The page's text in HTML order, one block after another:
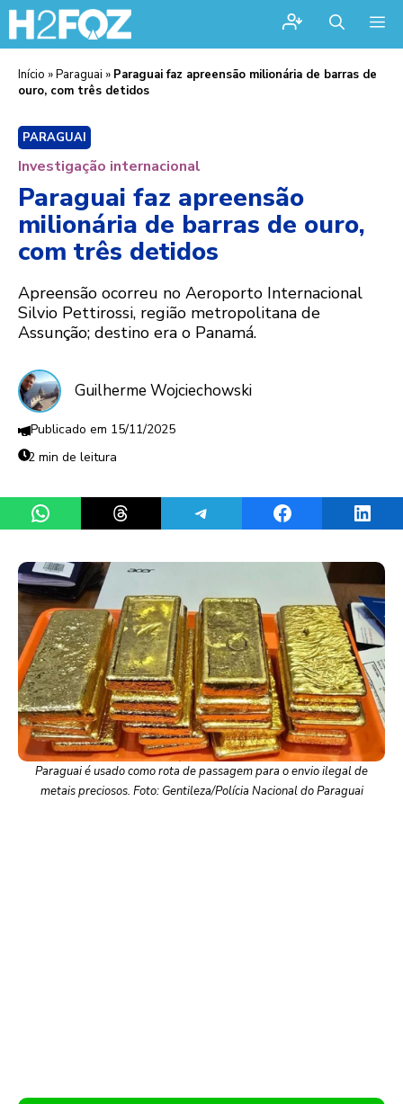
Início »Paraguai » Paraguai faz apreensão milionária de barras de
ouro, com três detidos
PARAGUAI
Investigação internacional
Paraguai faz apreensão
milionária de barras de ouro,
com três detidos
Apreensão ocorreu no Aeroporto Internacional
Silvio Pettirossi, região metropolitana de
Assunção; destino era o Panamá.
Guilherme Wojciechowski
15/11/2025
2 min de leitura
Share on WhatsAppShare on ThreadsShare on TelegramShare on Facebook
Paraguai é usado como rota de passagem para o envio ilegal de
metais preciosos. Foto: Gentileza/Polícia Nacional do Paraguai